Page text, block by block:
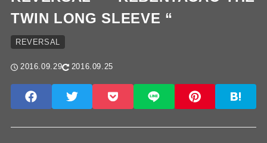
TWIN LONG SLEEVE “
REVERSAL
2016.09.29 2016.09.25